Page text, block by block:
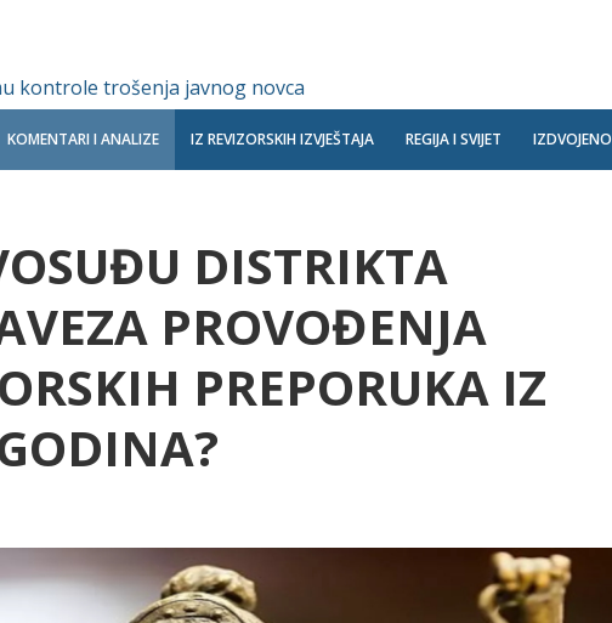
kontrole trošenja javnog novca
KOMENTARI I ANALIZE IZ REVIZORSKIH IZVJEŠTAJA REGIJA I SVIJET IZDVOJENO
DISTRIKTA
PROVOĐENJA
PREPORUKA IZ